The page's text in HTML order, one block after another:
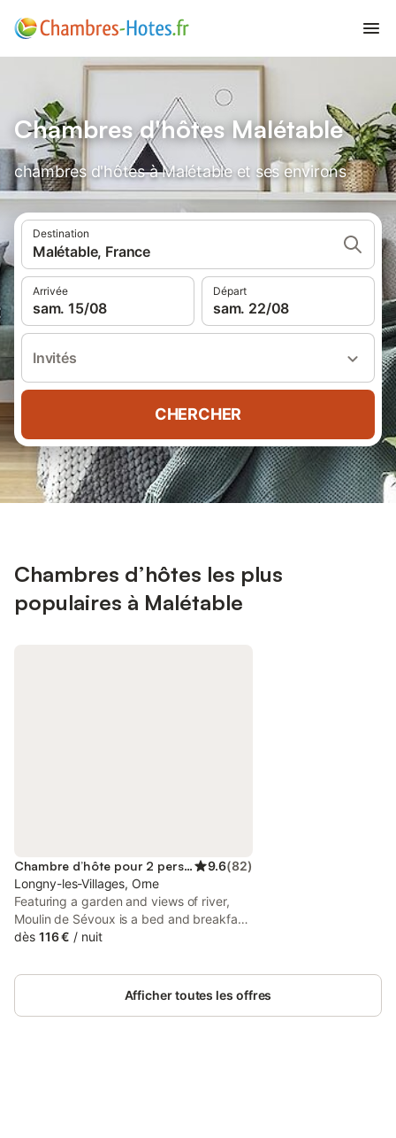
Chambres d'hôtes Malétable
chambres d'hôtes à Malétable et ses environs
Destination
Malétable, France
Arrivée
sam. 15/08
Départ
sam. 22/08
Invités
CHERCHER
Chambres d’hôtes les plus
populaires à Malétable
Chambre d’hôte pour 2 personnes 9.6(82)
Longny-les-Villages, Orne
Featuring a garden and views of river,
Moulin de Sévoux is a bed and breakfast
situated in a historic building in
Francs. There is an on-site restaurant,
plus free private parking and free WiFi
dès 116 € / nuit
Afficher toutes les offres